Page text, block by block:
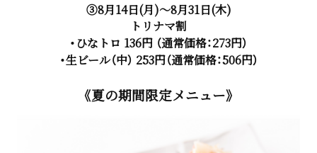
③8月14日(月)～8月31日(木)
トリナマ割
・ひなトロ 136円 （通常価格：273円）
・生ビール（中） 253円（通常価格：506円）
《夏の期間限定メニュー》